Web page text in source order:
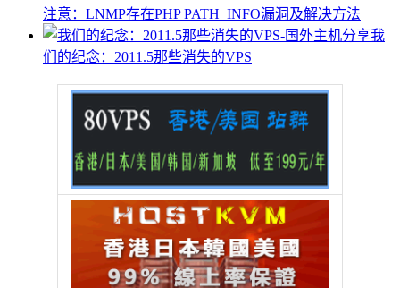
注意：LNMP存在PHP PATH_INFO漏洞及解决方法
我
们的纪念：2011.5那些消失的VPS